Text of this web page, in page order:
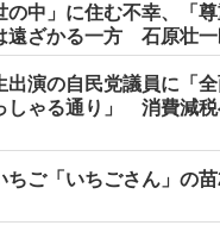
の中」に住む不幸、「
遠ざかる一方 石原壮一
出演の自民党議員に「
しゃる通り」 消費減税
ちご「いちごさん」の